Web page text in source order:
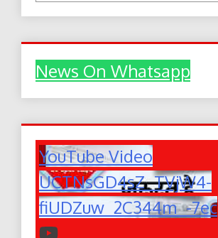
News On Whatsapp
YouTube Video
UCTNsGD4sZ_TVjW4-
fiUDZuw_2C344m_-7ec